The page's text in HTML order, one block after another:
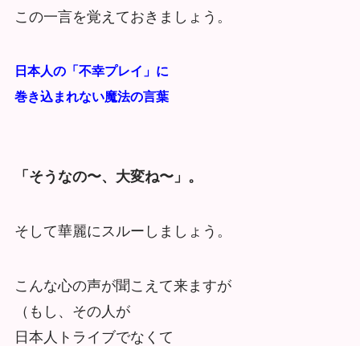
この一言を覚えておきましょう。
日本人の「不幸プレイ」に
巻き込まれない魔法の言葉
「そうなの〜、大変ね〜」。
そして華麗にスルーしましょう。
こんな心の声が聞こえて来ますが
（もし、その人が
日本人トライブでなくて